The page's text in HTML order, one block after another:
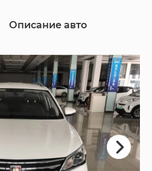
Описание авто